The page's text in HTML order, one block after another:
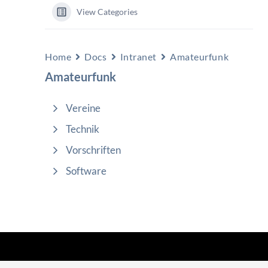
View Categories
Home Docs Intranet Amateurfunk
Amateurfunk
Vereine
Technik
Vorschriften
Software